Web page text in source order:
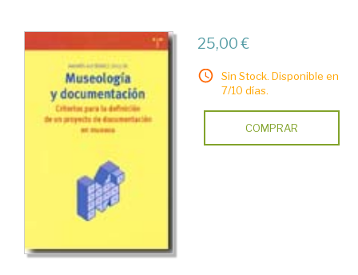
25,00 €
Sin Stock. Disponible en
7/10 días.
COMPRAR